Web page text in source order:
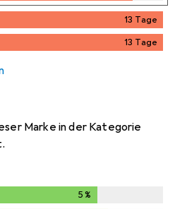
13 Tage
13 Tage
Marke in der Kategorie
5 %